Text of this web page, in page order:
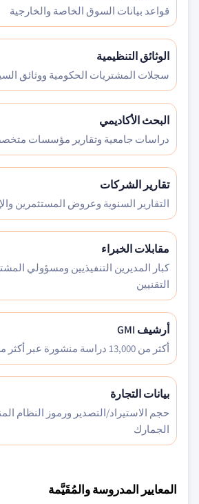
قواعد بيانات السوق الخاصة والخارجية
الوثائق التنظيمية
سجلات المشتريات الحكومية ووثائق
البحث الأكاديمي
دراسات جامعية وتقارير مؤسسات
تقارير الشركات
التقارير السنوية وعروض المستثمرين
مقابلات الخبراء
كبار المديرين التنفيذيين ومسؤولي
التقنيين
أرشيف GMI
أكثر من 13,000 دراسة منشورة عبر أكثر من 30 قطاعاً صناعياً
بيانات التجارة
حجم الاستيراد/التصدير ورموز النظام
الجمارك
المعايير المدروسة والمُقَيَّمة